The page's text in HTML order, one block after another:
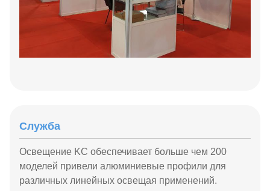
Служба
Освещение KC обеспечивает больше чем 200
моделей привели алюминиевые профили для
различных линейных освещая применений.